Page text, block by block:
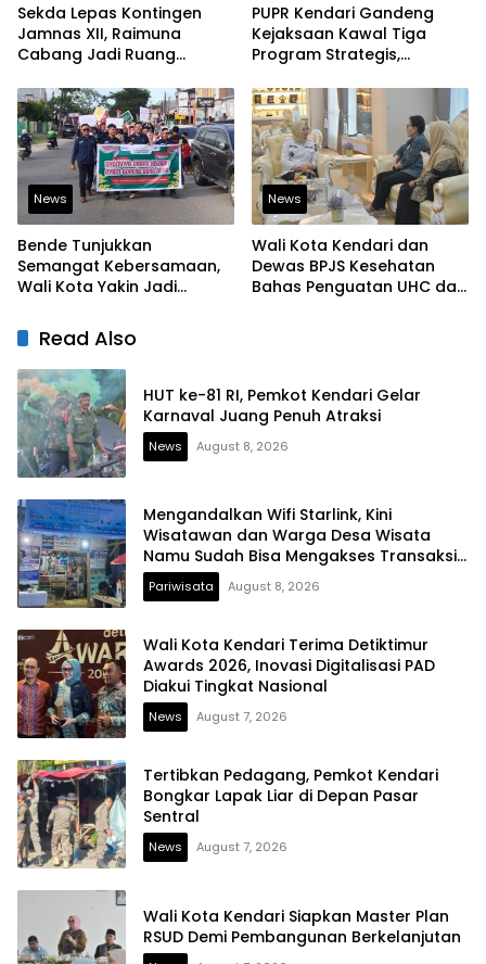
Sekda Lepas Kontingen
Jamnas XII, Raimuna
Cabang Jadi Ruang
dan Berjiwa Pemimpin
PUPR Kendari Gandeng
Kejaksaan Kawal Tiga
Program Strategis,
Bangun Infrastruktur
Berintegritas
News
Bende Tunjukkan
Semangat Kebersamaan,
Wali Kota Yakin Jadi
Lain
News
Wali Kota Kendari dan
Dewas BPJS Kesehatan
Bahas Penguatan UHC dan
Read Also
HUT ke-81 RI, Pemkot Kendari Gelar
Karnaval Juang Penuh Atraksi
News August 8, 2026
Mengandalkan Wifi Starlink, Kini
Wisatawan dan Warga Desa Wisata
Namu Sudah Bisa Mengakses Transaksi
Digital
Pariwisata August 8, 2026
Wali Kota Kendari Terima Detiktimur
Awards 2026, Inovasi Digitalisasi PAD
Diakui Tingkat Nasional
News August 7, 2026
Tertibkan Pedagang, Pemkot Kendari
Bongkar Lapak Liar di Depan Pasar
Sentral
News August 7, 2026
Wali Kota Kendari Siapkan Master Plan
RSUD Demi Pembangunan Berkelanjutan